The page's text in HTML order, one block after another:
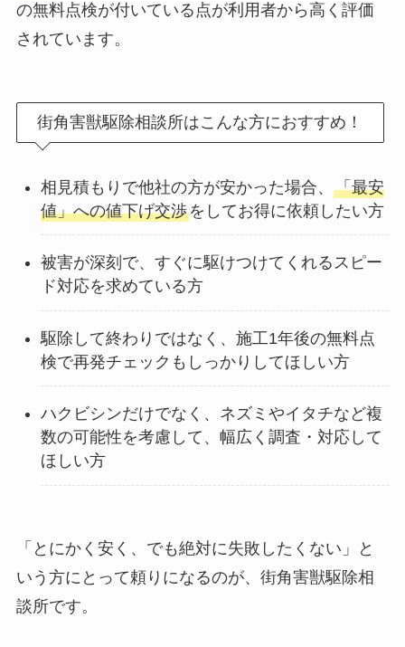
の無料点検が付いている点が利用者から高く評価
されています。
街角害獣駆除相談所はこんな方におすすめ！
相見積もりで他社の方が安かった場合、 「最安
値」への値下げ交渉をしてお得に依頼したい方
被害が深刻で、すぐに駆けつけてくれるスピー
ド対応を求めている方
駆除して終わりではなく、施工1年後の無料点
検で再発チェックもしっかりしてほしい方
ハクビシンだけでなく、ネズミやイタチなど複
数の可能性を考慮して、幅広く調査・対応して
ほしい方
「とにかく安く、でも絶対に失敗したくない」と
いう方にとって頼りになるのが、街角害獣駆除相
談所です。